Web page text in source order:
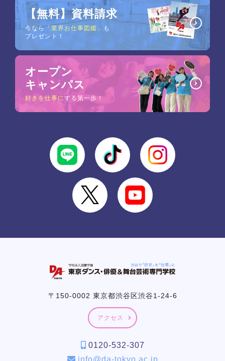
【無料】資料請求
今なら「業界お仕事図鑑」
も
プレゼント！
オープン
キャンパス
好きを仕事にする第一歩！
〒150-0002 東京都渋谷区渋谷1-24-6
アクセス
0120-532-307
info@da-tokyo.ac.jp